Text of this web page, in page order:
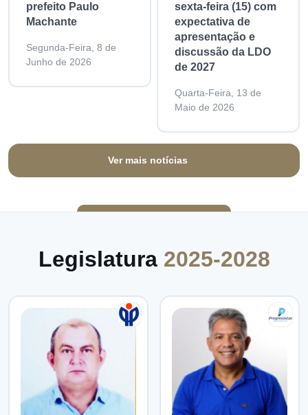
prefeito Paulo
Machante
Segunda-Feira, 8 de
Junho de 2026
sexta-feira (15) com
expectativa de
apresentação e
discussão da LDO
de 2027
Quarta-Feira, 13 de
Maio de 2026
Ver mais notícias
Legislatura 2025-2028